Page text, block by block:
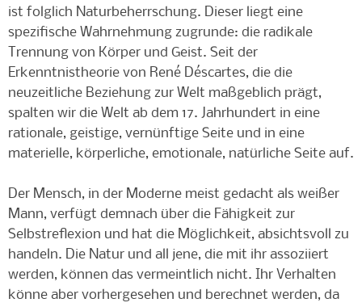
ist folglich Naturbeherrschung. Dieser liegt eine
spezifische Wahrnehmung zugrunde: die radikale
Trennung von Körper und Geist. Seit der
Erkenntnistheorie von René Déscartes, die die
neuzeitliche Beziehung zur Welt maßgeblich prägt,
spalten wir die Welt ab dem 17. Jahrhundert in eine
rationale, geistige, vernünftige Seite und in eine
materielle, körperliche, emotionale, natürliche Seite auf.
Der Mensch, in der Moderne meist gedacht als weißer
Mann, verfügt demnach über die Fähigkeit zur
Selbstreflexion und hat die Möglichkeit, absichtsvoll zu
handeln. Die Natur und all jene, die mit ihr assoziiert
werden, können das vermeintlich nicht. Ihr Verhalten
könne aber vorhergesehen und berechnet werden, da